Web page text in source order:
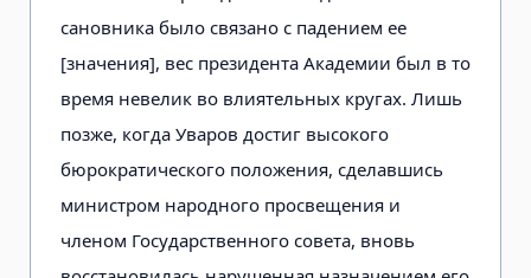
сановника было связано с падением ее
[значения], вес президента Академии был в то
время невелик во влиятельных кругах. Лишь
позже, когда Уваров достиг высокого
бюрократического положения, сделавшись
министром народного просвещения и
членом Государственного совета, вновь